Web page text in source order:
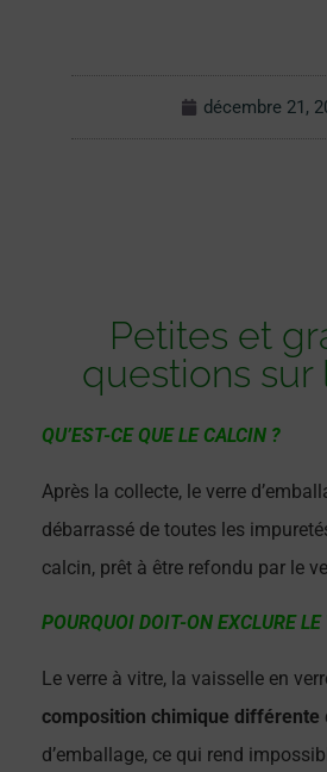
décembre 21,
Petites et
questions sur
QU’EST-CE QUE LE CALCIN ?
Après la collecte, le verre
débarrassé de toutes les
calcin, prêt à être refondu par le
POURQUOI DOIT-ON EXCLURE
Le verre à vitre, la vaisselle en
composition chimique différente
d’emballage, ce qui rend